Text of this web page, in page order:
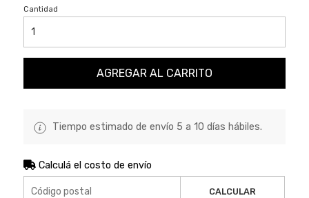
Cantidad
AGREGAR AL CARRITO
Tiempo estimado de envío 5 a 10 días hábiles.
Calculá el costo de envío
CALCULAR